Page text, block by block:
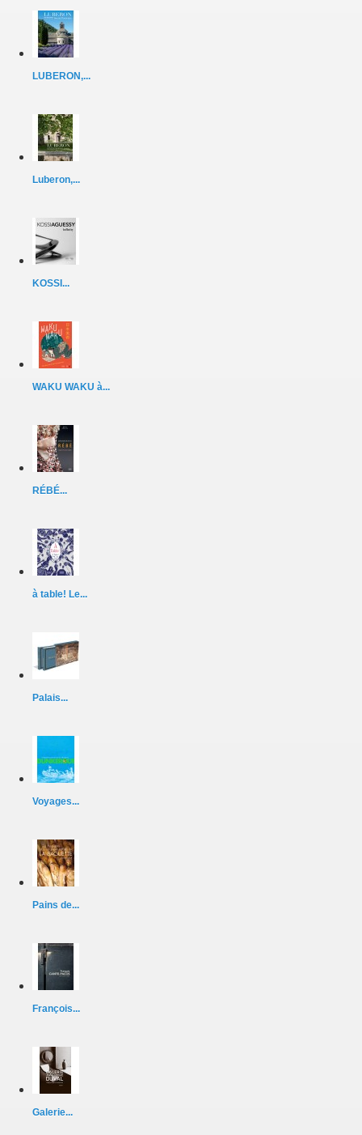
LUBERON,...
Luberon,...
KOSSI...
WAKU WAKU à...
RÉBÉ...
à table! Le...
Palais...
Voyages...
Pains de...
François...
Galerie...